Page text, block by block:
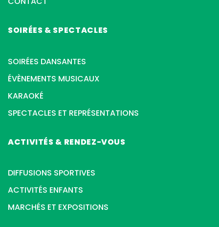
SOIRÉES & SPECTACLES
SOIRÉES DANSANTES
ÉVÈNEMENTS MUSICAUX
KARAOKÉ
SPECTACLES ET REPRÉSENTATIONS
ACTIVITÉS & RENDEZ-VOUS
DIFFUSIONS SPORTIVES
ACTIVITÉS ENFANTS
MARCHÉS ET EXPOSITIONS